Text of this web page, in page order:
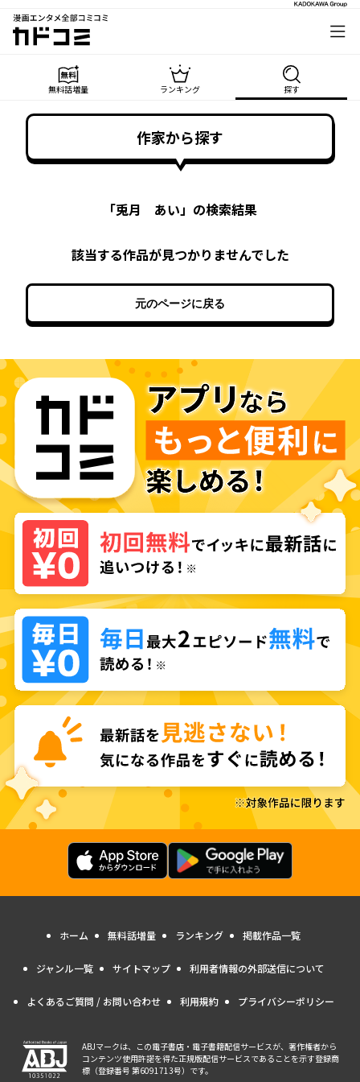
漫画エンタメ全部コミコミ
カドコミ
無料話増量 ランキング 探す
作家から探す
「兎月 あい」の検索結果
該当する作品が見つかりませんでした
元のページに戻る
ホーム 無料話増量 ランキング 掲載作品一覧
ジャンル一覧 サイトマップ 利用者情報の外部送信について
よくあるご質問 / お問い合わせ 利用規約 プライバシーポリシー
ABJマークは、この電子書店・電子書籍配信サービスが、著作権者から
コンテンツ使用許諾を得た正規版配信サービスであることを示す登録商
標（登録番号 第6091713号）です。